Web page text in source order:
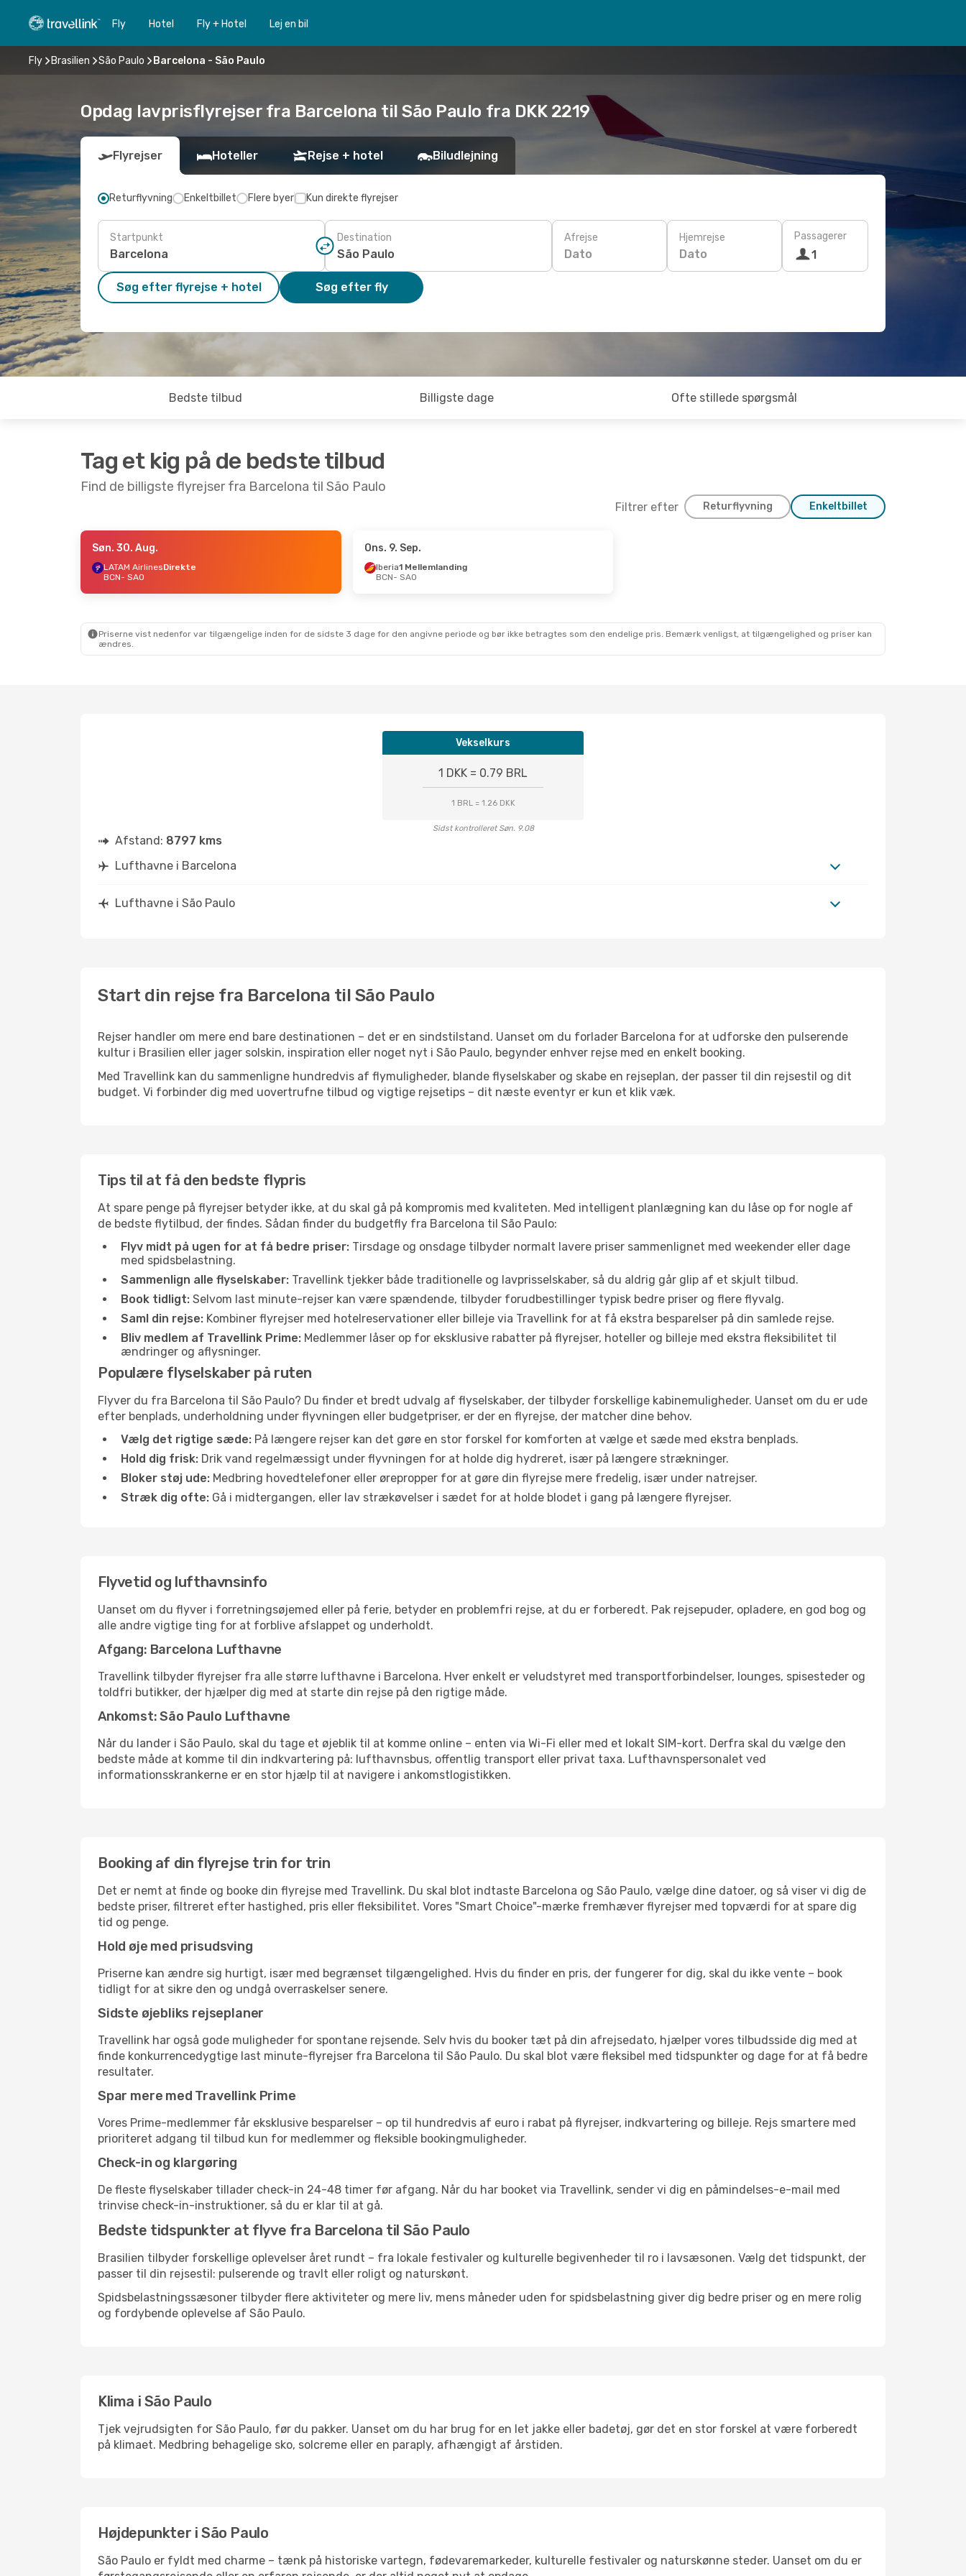
Fly Hotel Fly + Hotel Lej en bil
Fly Brasilien São Paulo Barcelona - São Paulo
Opdag lavprisflyrejser fra Barcelona til São Paulo fra DKK 2219
Flyrejser Hoteller Rejse + hotel Biludlejning
Returflyvning Enkeltbillet Flere byer Kun direkte flyrejser
Startpunkt Destination Afrejse
Dato
Hjemrejse
Dato
Passagerer
1
Søg efter flyrejse + hotel Søg efter fly
Bedste tilbud Billigste dage Ofte stillede spørgsmål
Tag et kig på de bedste tilbud
Find de billigste flyrejser fra Barcelona til São Paulo
Filtrer efter Returflyvning Enkeltbillet
- Tor. 3. Sep.
Direkte
Søn. 30. Aug.
LATAM AirlinesDirekte
BCN- SAO
Ons. 9. Sep.
Iberia1 Mellemlanding
BCN- SAO
Priserne vist nedenfor var tilgængelige inden for de sidste 3 dage for den angivne periode og bør ikke betragtes som den endelige pris. Bemærk venligst, at tilgængelighed og priser kan
ændres.
Vekselkurs
1 DKK = 0.79 BRL
1 BRL = 1.26 DKK
Sidst kontrolleret Søn. 9.08
Afstand: 8797 kms
Lufthavne i Barcelona
Lufthavne i São Paulo
Start din rejse fra Barcelona til São Paulo
Rejser handler om mere end bare destinationen – det er en sindstilstand. Uanset om du forlader Barcelona for at udforske den pulserende
kultur i Brasilien eller jager solskin, inspiration eller noget nyt i São Paulo, begynder enhver rejse med en enkelt booking.
Med Travellink kan du sammenligne hundredvis af flymuligheder, blande flyselskaber og skabe en rejseplan, der passer til din rejsestil og dit
budget. Vi forbinder dig med uovertrufne tilbud og vigtige rejsetips – dit næste eventyr er kun et klik væk.
Tips til at få den bedste flypris
At spare penge på flyrejser betyder ikke, at du skal gå på kompromis med kvaliteten. Med intelligent planlægning kan du låse op for nogle af
de bedste flytilbud, der findes. Sådan finder du budgetfly fra Barcelona til São Paulo:
Flyv midt på ugen for at få bedre priser: Tirsdage og onsdage tilbyder normalt lavere priser sammenlignet med weekender eller dage
med spidsbelastning.
Sammenlign alle flyselskaber: Travellink tjekker både traditionelle og lavprisselskaber, så du aldrig går glip af et skjult tilbud.
Book tidligt: Selvom last minute-rejser kan være spændende, tilbyder forudbestillinger typisk bedre priser og flere flyvalg.
Saml din rejse: Kombiner flyrejser med hotelreservationer eller billeje via Travellink for at få ekstra besparelser på din samlede rejse.
Bliv medlem af Travellink Prime: Medlemmer låser op for eksklusive rabatter på flyrejser, hoteller og billeje med ekstra fleksibilitet til
ændringer og aflysninger.
Populære flyselskaber på ruten
Flyver du fra Barcelona til São Paulo? Du finder et bredt udvalg af flyselskaber, der tilbyder forskellige kabinemuligheder. Uanset om du er ude
efter benplads, underholdning under flyvningen eller budgetpriser, er der en flyrejse, der matcher dine behov.
Vælg det rigtige sæde: På længere rejser kan det gøre en stor forskel for komforten at vælge et sæde med ekstra benplads.
Hold dig frisk: Drik vand regelmæssigt under flyvningen for at holde dig hydreret, især på længere strækninger.
Bloker støj ude: Medbring hovedtelefoner eller ørepropper for at gøre din flyrejse mere fredelig, især under natrejser.
Stræk dig ofte: Gå i midtergangen, eller lav strækøvelser i sædet for at holde blodet i gang på længere flyrejser.
Flyvetid og lufthavnsinfo
Uanset om du flyver i forretningsøjemed eller på ferie, betyder en problemfri rejse, at du er forberedt. Pak rejsepuder, opladere, en god bog og
alle andre vigtige ting for at forblive afslappet og underholdt.
Afgang: Barcelona Lufthavne
Travellink tilbyder flyrejser fra alle større lufthavne i Barcelona. Hver enkelt er veludstyret med transportforbindelser, lounges, spisesteder og
toldfri butikker, der hjælper dig med at starte din rejse på den rigtige måde.
Ankomst: São Paulo Lufthavne
Når du lander i São Paulo, skal du tage et øjeblik til at komme online – enten via Wi-Fi eller med et lokalt SIM-kort. Derfra skal du vælge den
bedste måde at komme til din indkvartering på: lufthavnsbus, offentlig transport eller privat taxa. Lufthavnspersonalet ved
informationsskrankerne er en stor hjælp til at navigere i ankomstlogistikken.
Booking af din flyrejse trin for trin
Det er nemt at finde og booke din flyrejse med Travellink. Du skal blot indtaste Barcelona og São Paulo, vælge dine datoer, og så viser vi dig de
bedste priser, filtreret efter hastighed, pris eller fleksibilitet. Vores "Smart Choice"-mærke fremhæver flyrejser med topværdi for at spare dig
tid og penge.
Hold øje med prisudsving
Priserne kan ændre sig hurtigt, især med begrænset tilgængelighed. Hvis du finder en pris, der fungerer for dig, skal du ikke vente – book
tidligt for at sikre den og undgå overraskelser senere.
Sidste øjebliks rejseplaner
Travellink har også gode muligheder for spontane rejsende. Selv hvis du booker tæt på din afrejsedato, hjælper vores tilbudsside dig med at
finde konkurrencedygtige last minute-flyrejser fra Barcelona til São Paulo. Du skal blot være fleksibel med tidspunkter og dage for at få bedre
resultater.
Spar mere med Travellink Prime
Vores Prime-medlemmer får eksklusive besparelser – op til hundredvis af euro i rabat på flyrejser, indkvartering og billeje. Rejs smartere med
prioriteret adgang til tilbud kun for medlemmer og fleksible bookingmuligheder.
Check-in og klargøring
De fleste flyselskaber tillader check-in 24-48 timer før afgang. Når du har booket via Travellink, sender vi dig en påmindelses-e-mail med
trinvise check-in-instruktioner, så du er klar til at gå.
Bedste tidspunkter at flyve fra Barcelona til São Paulo
Brasilien tilbyder forskellige oplevelser året rundt – fra lokale festivaler og kulturelle begivenheder til ro i lavsæsonen. Vælg det tidspunkt, der
passer til din rejsestil: pulserende og travlt eller roligt og naturskønt.
Spidsbelastningssæsoner tilbyder flere aktiviteter og mere liv, mens måneder uden for spidsbelastning giver dig bedre priser og en mere rolig
og fordybende oplevelse af São Paulo.
Klima i São Paulo
Tjek vejrudsigten for São Paulo, før du pakker. Uanset om du har brug for en let jakke eller badetøj, gør det en stor forskel at være forberedt
på klimaet. Medbring behagelige sko, solcreme eller en paraply, afhængigt af årstiden.
Højdepunkter i São Paulo
São Paulo er fyldt med charme – tænk på historiske vartegn, fødevaremarkeder, kulturelle festivaler og naturskønne steder. Uanset om du er